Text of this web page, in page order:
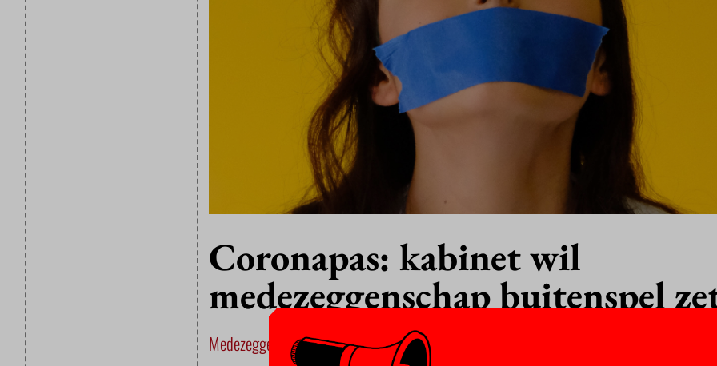
Coronapas: kabinet wil
medezeggenschap buitenspel
Medezeggenschap16 NOVEMBER 2021